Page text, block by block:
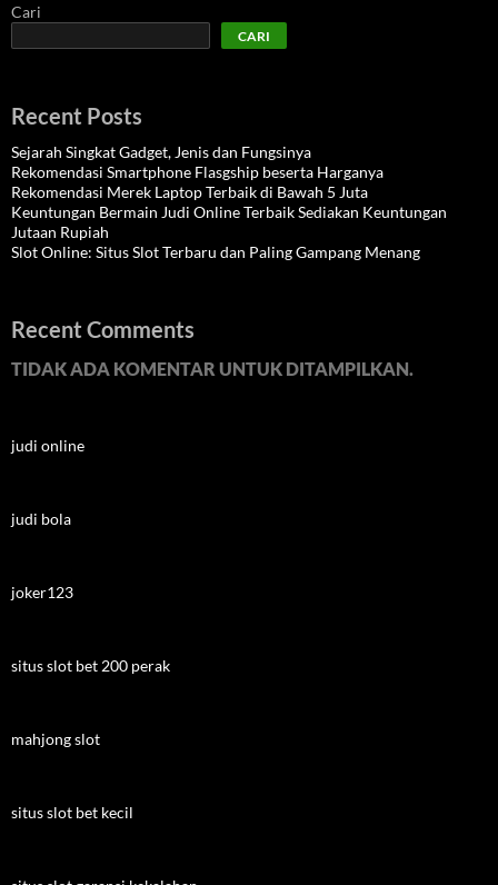
Cari
CARI
Recent Posts
Sejarah Singkat Gadget, Jenis dan Fungsinya
Rekomendasi Smartphone Flasgship beserta Harganya
Rekomendasi Merek Laptop Terbaik di Bawah 5 Juta
Keuntungan Bermain Judi Online Terbaik Sediakan Keuntungan
Jutaan Rupiah
Slot Online: Situs Slot Terbaru dan Paling Gampang Menang
Recent Comments
TIDAK ADA KOMENTAR UNTUK DITAMPILKAN.
judi online
judi bola
joker123
situs slot bet 200 perak
mahjong slot
situs slot bet kecil